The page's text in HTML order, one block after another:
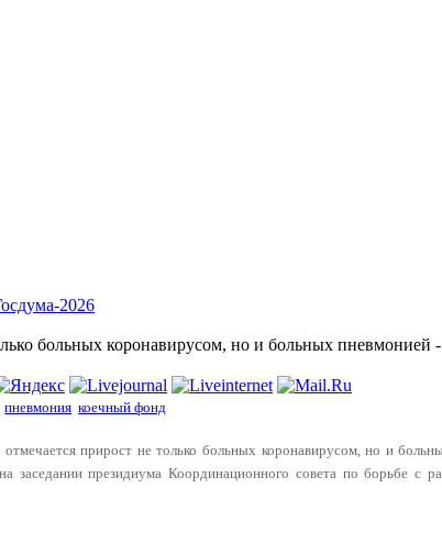
2026
больных коронавирусом, но и больных пневмонией -
пневмония коечный фонд
прирост не только больных коронавирусом, но и
заседании президиума Координационного совета по борьбе с